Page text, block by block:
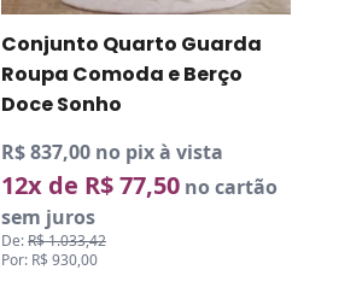
Conjunto Quarto Guarda
Roupa Comoda e Berço
Doce Sonho
R$ 837,00 no pix à vista
12x de R$ 77,50 no cartão
sem juros
De:R$ 1.033,42
Por: R$ 930,00